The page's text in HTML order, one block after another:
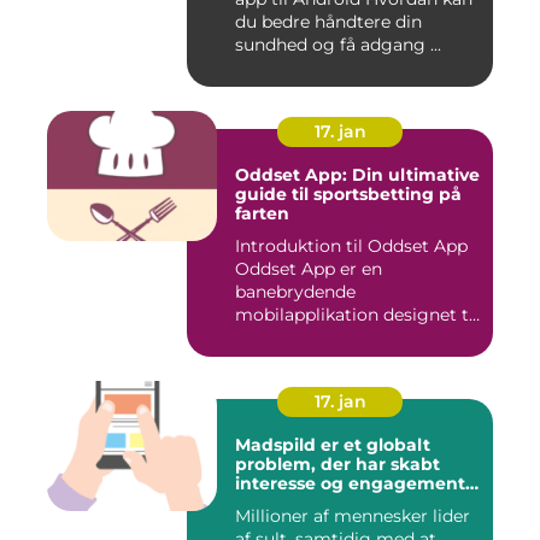
du bedre håndtere din
sundhed og få adgang ...
17. jan
Oddset App: Din ultimative
guide til sportsbetting på
farten
Introduktion til Oddset App
Oddset App er en
banebrydende
mobilapplikation designet til
17. jan
Madspild er et globalt
problem, der har skabt
interesse og engagement
mennesker verden over
Millioner af mennesker lider